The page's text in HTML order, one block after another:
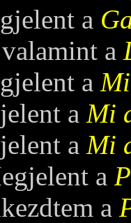
a
a
a
a Mi
a Mi
a
a